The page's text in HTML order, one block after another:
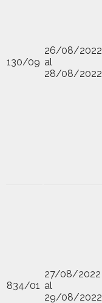
130/09
26/08/2022
al
28/08/2022
834/01
27/08/2022
al
29/08/2022